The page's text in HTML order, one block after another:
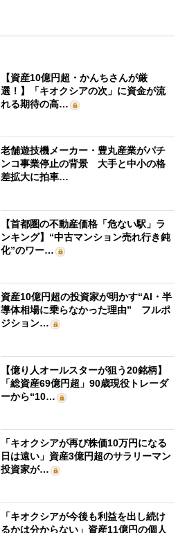
【資産10億円超・かんちさんが厳
選！】「キオクシアの次」に資金が流
れる期待の高…
老舗遊技機メーカー・豊丸産業がパチ
ンコ事業停止の背景 大手と中小の格
差拡大に拍車…
【首都圏の不動産価格「危ない駅」ラ
ンキング】“中古マンション売れ行き鈍
化”のワー…
資産10億円超の投資家が明かす“AI・半
導体相場に乗らなかった理由” フルポ
ジション…
【億り人オールスターが狙う20銘柄】
「総資産69億円超」90歳現役トレーダ
ーから“10…
「キオクシアが再び株価10万円になる
日は遠い」資産3億円超のサラリーマン
投資家が…
「キオクシアが今後も利益を出し続け
るかは分からない」資産11億円の個人